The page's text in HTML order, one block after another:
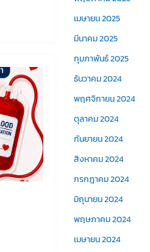
เมษายน 2025
มีนาคม 2025
กุมภาพันธ์ 2025
ธันวาคม 2024
พฤศจิกายน 2024
ตุลาคม 2024
กันยายน 2024
สิงหาคม 2024
กรกฎาคม 2024
มิถุนายน 2024
พฤษภาคม 2024
เมษายน 2024